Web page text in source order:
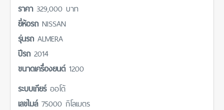
ราคา 329,000 บาท
ยี่ห้อรถ NISSAN
รุ่นรถ ALMERA
ปีรถ 2014
ขนาดเครื่องยนต์ 1200
ระบบเกียร์ ออโต้
เลขไมล์ 75000 กิโลเมตร